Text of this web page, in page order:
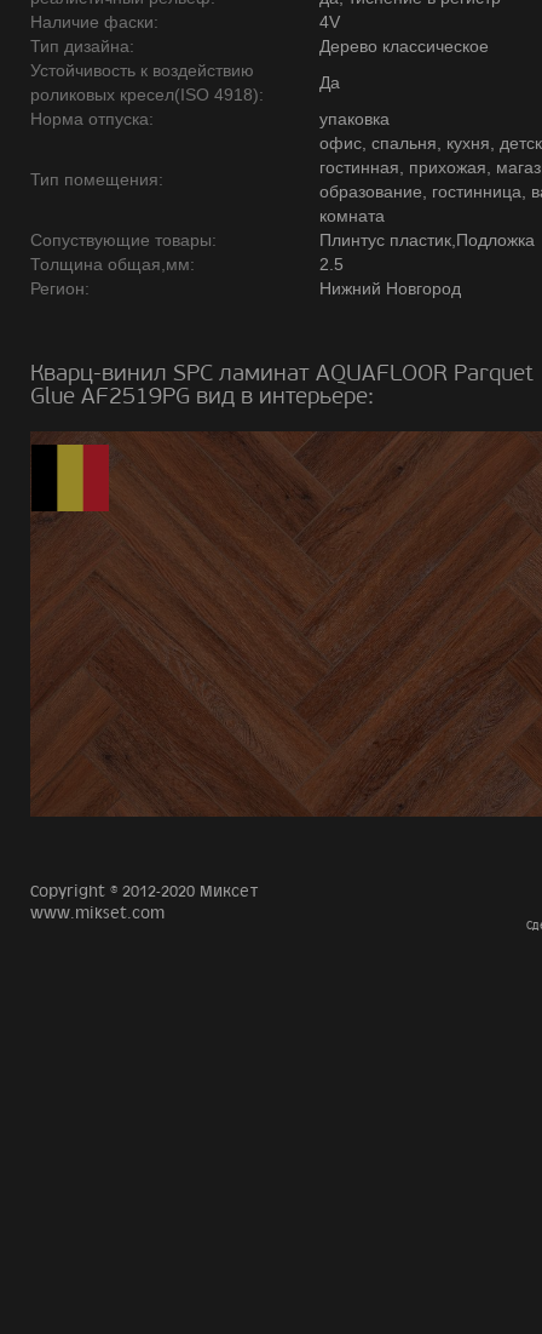
Наличие фаски:
4V
Тип дизайна:
Дерево классическое
Устойчивость к воздействию
роликовых кресел(ISO 4918):
Да
Норма отпуска:
упаковка
Тип помещения:
офис, спальня, кухня,
гостинная, прихожая,
образование, гостинница,
комната
Сопуствующие товары:
Плинтус пластик,Подложка
Толщина общая,мм:
2.5
Регион:
Нижний Новгород
Кварц-винил SPC ламинат AQUAFLOOR Parquet
Glue AF2519PG вид в интерьере:
Copyright © 2012-2020 Миксет
www.mikset.com